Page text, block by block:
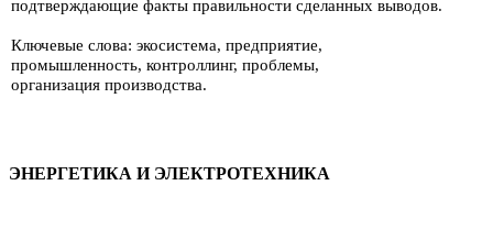
подтвержда­ющие факты правильности сделанных выводов.
Ключевые слова: экосистема, предприятие,
промышленность, контроллинг, проблемы,
организация производства.
ЭНЕРГЕТИКА И ЭЛЕКТРОТЕХНИКА